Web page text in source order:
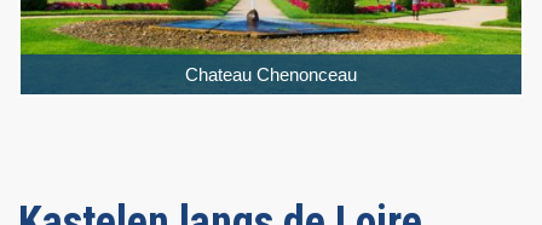
Chateau Chenonceau